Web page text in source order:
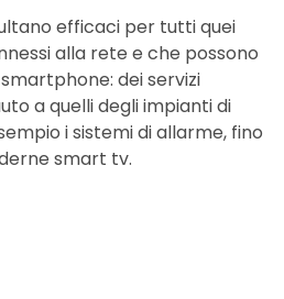
efficaci per tutti quei
alla rete e che possono
dei servizi
a quelli degli impianti di
i sistemi di allarme, fino
smart tv.